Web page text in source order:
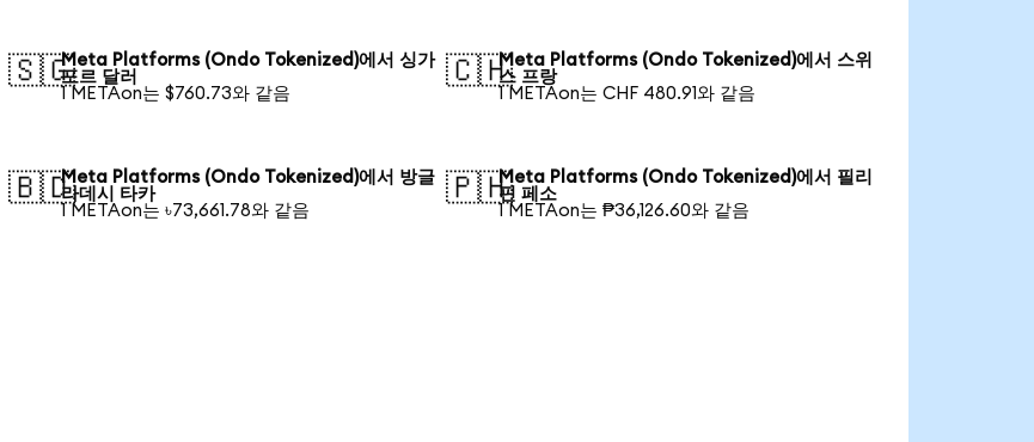
🇸🇬Meta Platforms (Ondo Tokenized)에서 싱가
포르 달러
1 METAon는 $760.73와 같음
🇨🇭Meta Platforms (Ondo Tokenized)에서 스위
스 프랑
1 METAon는 CHF 480.91와 같음
🇧🇩Meta Platforms (Ondo Tokenized)에서 방글
라데시 타카
1 METAon는 ৳73,661.78와 같음
🇵🇭Meta Platforms (Ondo Tokenized)에서 필리
핀 페소
1 METAon는 ₱36,126.60와 같음